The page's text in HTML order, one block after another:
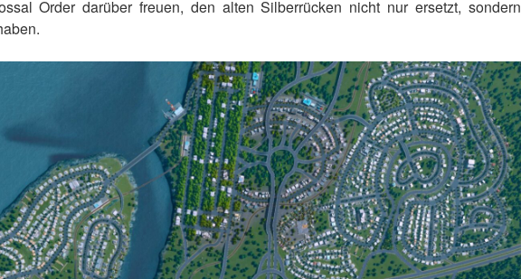
Order darüber freuen, den alten Silberrücken nicht nur ersetzt, sondern